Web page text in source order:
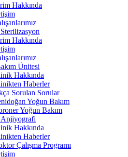
Hakkında
Hakkında
Ünitesi
Hakkında
Haberler
Sorulan Sorular
Yoğun Bakım
Yoğun Bakım
Hakkında
Haberler
Çalışma Programı